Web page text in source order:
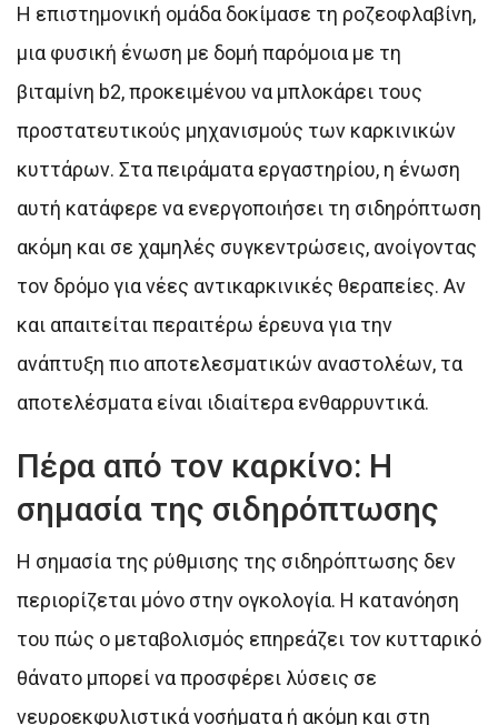
Η επιστημονική ομάδα δοκίμασε τη ροζεοφλαβίνη,
μια φυσική ένωση με δομή παρόμοια με τη
βιταμίνη b2, προκειμένου να μπλοκάρει τους
προστατευτικούς μηχανισμούς των καρκινικών
κυττάρων. Στα πειράματα εργαστηρίου, η ένωση
αυτή κατάφερε να ενεργοποιήσει τη σιδηρόπτωση
ακόμη και σε χαμηλές συγκεντρώσεις, ανοίγοντας
τον δρόμο για νέες αντικαρκινικές θεραπείες. Αν
και απαιτείται περαιτέρω έρευνα για την
ανάπτυξη πιο αποτελεσματικών αναστολέων, τα
αποτελέσματα είναι ιδιαίτερα ενθαρρυντικά.
Πέρα από τον καρκίνο: Η
σημασία της σιδηρόπτωσης
Η σημασία της ρύθμισης της σιδηρόπτωσης δεν
περιορίζεται μόνο στην ογκολογία. Η κατανόηση
του πώς ο μεταβολισμός επηρεάζει τον κυτταρικό
θάνατο μπορεί να προσφέρει λύσεις σε
νευροεκφυλιστικά νοσήματα ή ακόμη και στη